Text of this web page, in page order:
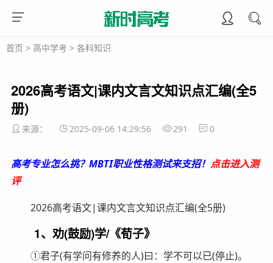
首页 > 高中学考 > 各科知识
2026高考语文|课内文言文知识点汇编(全5
册)
来源： 2025-09-06 14:29:56 291 0
高考专业怎么挑？MBTI职业性格测试来支招！ 点击进入测
评
2026高考语文|课内文言文知识点汇编(全5册)
1、劝(鼓励)学/《荀子》
①君子(有学问有修养的人)曰：学不可以已(停止)。